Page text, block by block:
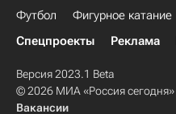
Футбол Фигурное катание
Спецпроекты
Реклама
Версия 2023.1 Beta
© 2026 МИА «Россия сегодня»
Вакансии